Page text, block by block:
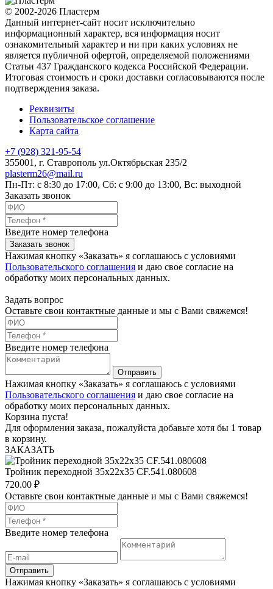
© 2002-2026 Пластерм
Данный интернет-сайт носит исключительно
информационный характер, вся информация носит
ознакомительный характер и ни при каких условиях не
является публичной офертой, определяемой положениями
Статьи 437 Гражданского кодекса Российской Федерации.
Итоговая стоимость и сроки доставки согласовываются после
подтверждения заказа.
Реквизиты
Пользовательское соглашение
Карта сайта
+7 (928) 321-95-54
355001 , г. Ставрополь ул.Октябрьская 235/2
plasterm26@mail.ru
Пн-Пт: с 8:30 до 17:00, Сб: с 9:00 до 13:00, Вс: выходной
Заказать звонок
Введите номер телефона
Заказать звонок
Нажимая кнопку «Заказать» я соглашаюсь с условиями
Пользовательского соглашения и даю свое согласие на
обработку моих персональных данных.
Задать вопрос
Оставьте свои контактные данные и мы с Вами свяжемся!
Введите номер телефона
Отправить
Нажимая кнопку «Заказать» я соглашаюсь с условиями
Пользовательского соглашения и даю свое согласие на
обработку моих персональных данных.
Корзина пуста!
Для оформления заказа, пожалуйста добавьте хотя бы 1 товар
в корзину.
ЗАКАЗАТЬ
Тройник переходной 35х22х35 CF.541.080608
720.00 ₽
Оставьте свои контактные данные и мы с Вами свяжемся!
Введите номер телефона
Отправить
Нажимая кнопку «Заказать» я соглашаюсь с условиями